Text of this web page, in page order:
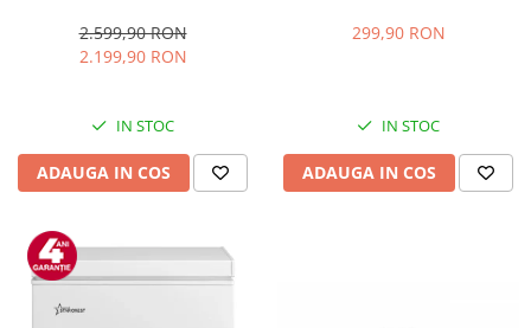
Inverter, Clasa E, Display,
Functie super racire, Blocare
2.599,90 RON
2.199,90 RON
IN STOC
ADAUGA IN COS
mecanic, 6 Trepte de putere,
299,90 RON
IN STOC
ADAUGA IN COS